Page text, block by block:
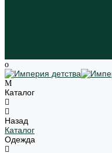
Каталог
Назад
Каталог
Одежда